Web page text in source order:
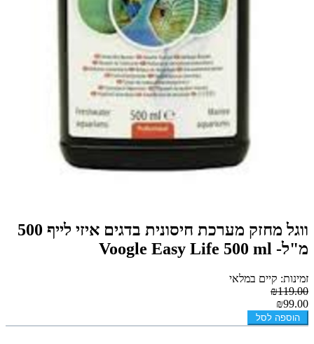
ווגל מחזק מערכת חיסונית בדגים איזי לייף 500
מ"ל- Voogle Easy Life 500 ml
זמינות: קיים במלאי
₪119.00
₪99.00
הוספה לסל